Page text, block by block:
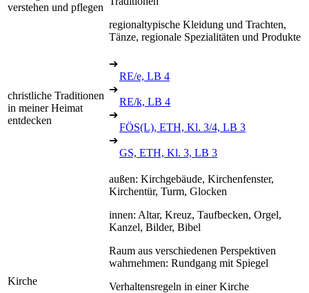
verstehen und pflegen
regionaltypische Kleidung und Trachten,
Tänze, regionale Spezialitäten und Produkte
christliche Traditionen
in meiner Heimat
entdecken
➔
RE/e, LB 4
➔
RE/k, LB 4
➔
FÖS(L), ETH, Kl. 3/4, LB 3
➔
GS, ETH, Kl. 3, LB 3
Kirche
außen: Kirchgebäude, Kirchenfenster,
Kirchentür, Turm, Glocken
innen: Altar, Kreuz, Taufbecken, Orgel,
Kanzel, Bilder, Bibel
Raum aus verschiedenen Perspektiven
wahrnehmen: Rundgang mit Spiegel
Verhaltensregeln in einer Kirche